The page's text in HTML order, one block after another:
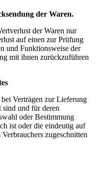
der Waren.
der Waren nur
auf einen zur Prüfung
und Funktionsweise der
mit ihnen zurückzuführen
Verträgen zur Lieferung
und für deren
oder Bestimmung
ist oder die eindeutig auf
zugeschnitten